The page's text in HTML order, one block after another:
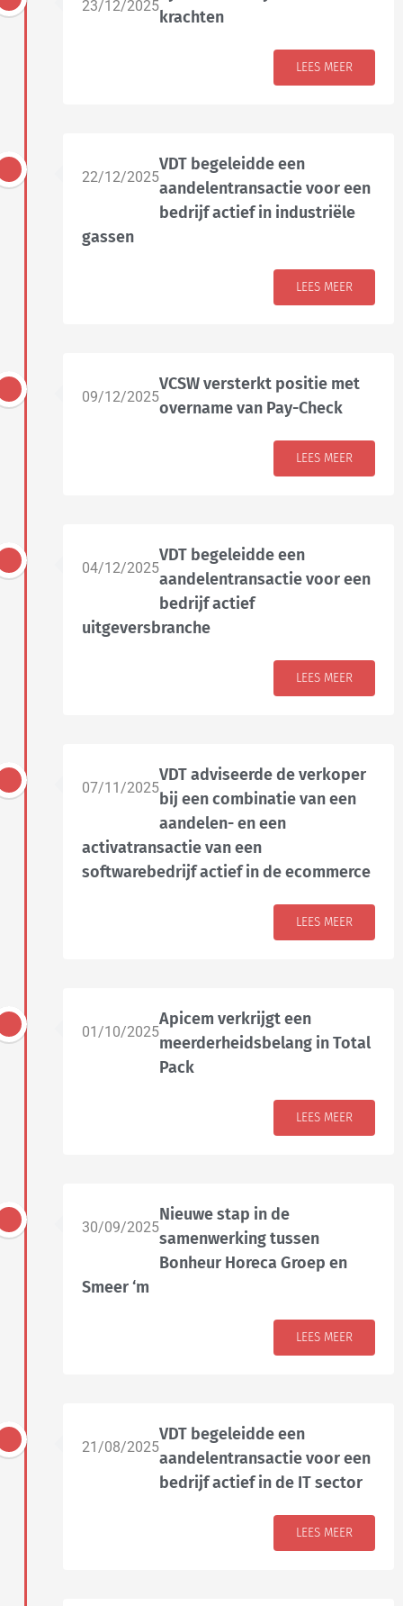
23/12/2025
krachten
LEES MEER
22/12/2025
VDT begeleidde een
aandelentransactie voor een
bedrijf actief in industriële
gassen
LEES MEER
09/12/2025
VCSW versterkt positie met
overname van Pay-Check
LEES MEER
04/12/2025
VDT begeleidde een
aandelentransactie voor een
bedrijf actief
uitgeversbranche
LEES MEER
07/11/2025
VDT adviseerde de verkoper
bij een combinatie van een
aandelen- en een
activatransactie van een
softwarebedrijf actief in de ecommerce
LEES MEER
01/10/2025
Apicem verkrijgt een
meerderheidsbelang in Total
Pack
LEES MEER
30/09/2025
Nieuwe stap in de
samenwerking tussen
Bonheur Horeca Groep en
Smeer ‘m
LEES MEER
21/08/2025
VDT begeleidde een
aandelentransactie voor een
bedrijf actief in de IT sector
LEES MEER